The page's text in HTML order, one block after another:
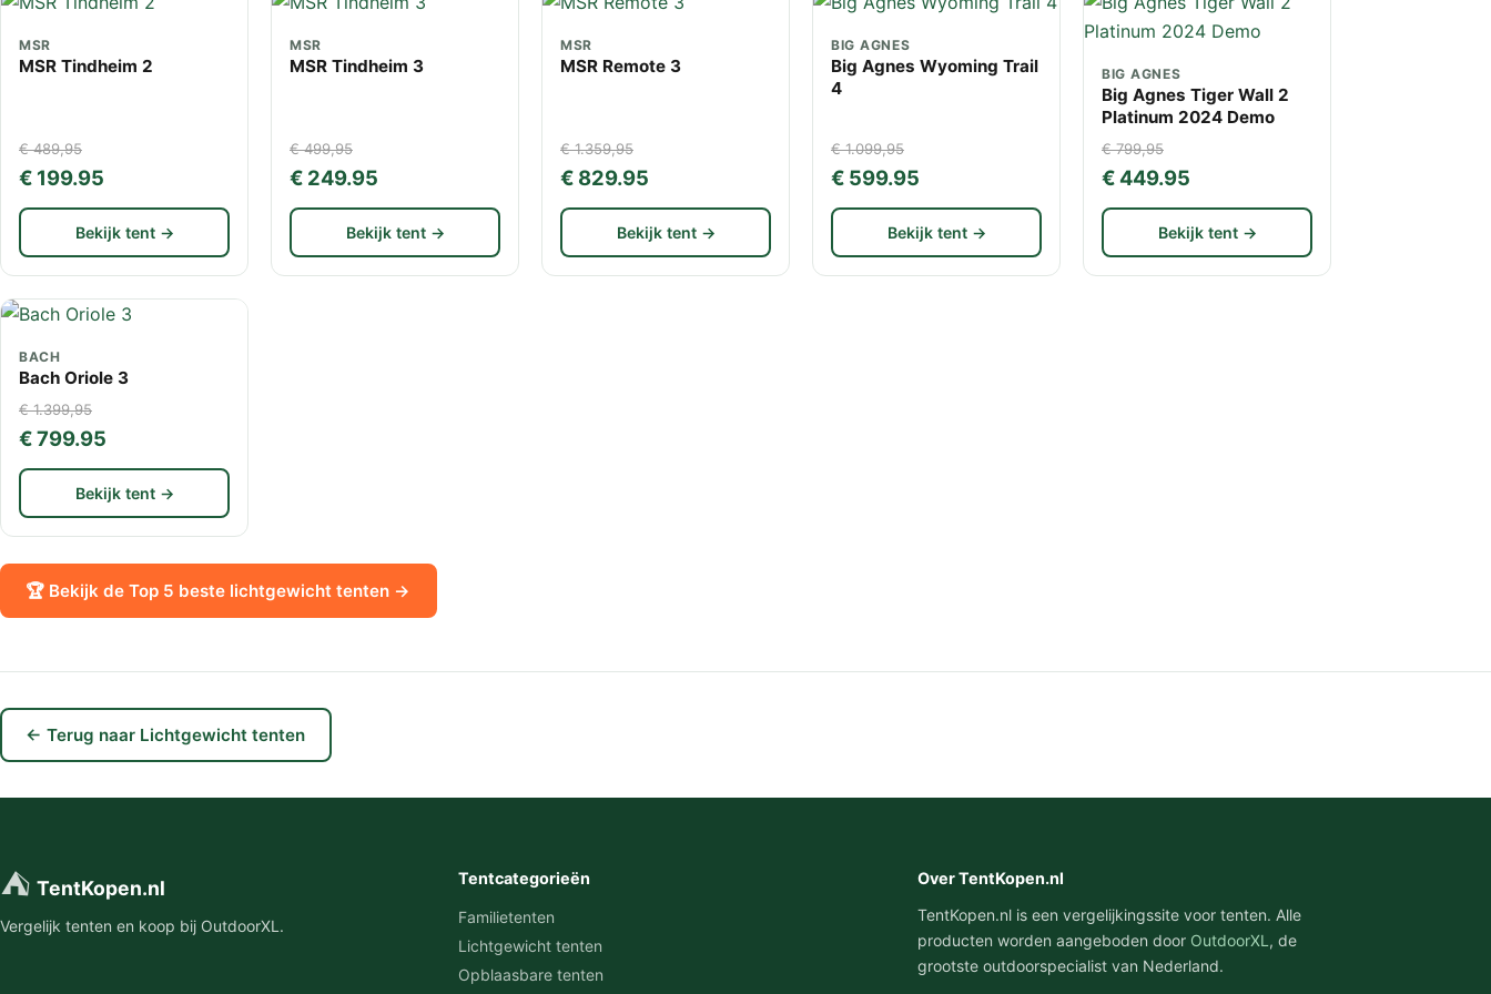
MSR
MSR Tindheim 2
€ 489,95
€ 199.95
Bekijk tent →
MSR
MSR Tindheim 3
€ 499,95
€ 249.95
Bekijk tent →
MSR
MSR Remote 3
€ 1.359,95
€ 829.95
Bekijk tent →
BIG AGNES
Big Agnes Wyoming Trail
4
€ 1.099,95
€ 599.95
Bekijk tent →
BIG AGNES
Big Agnes Tiger Wall 2
Platinum 2024 Demo
€ 799,95
€ 449.95
Bekijk tent →
BACH
Bach Oriole 3
€ 1.399,95
€ 799.95
Bekijk tent →
🏆 Bekijk de Top 5 beste lichtgewicht tenten →
← Terug naar Lichtgewicht tenten
⛺ TentKopen.nl
Vergelijk tenten en koop bij OutdoorXL.
Tentcategorieën
Familietenten
Lichtgewicht tenten
Opblaasbare tenten
Over TentKopen.nl
TentKopen.nl is een vergelijkingssite voor tenten. Alle
producten worden aangeboden door OutdoorXL , de
grootste outdoorspecialist van Nederland.